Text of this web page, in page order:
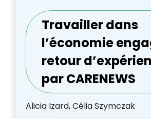
Travailler dans
l’économie
retour
par CARENEWS
Alicia Izard, Célia Szymczak